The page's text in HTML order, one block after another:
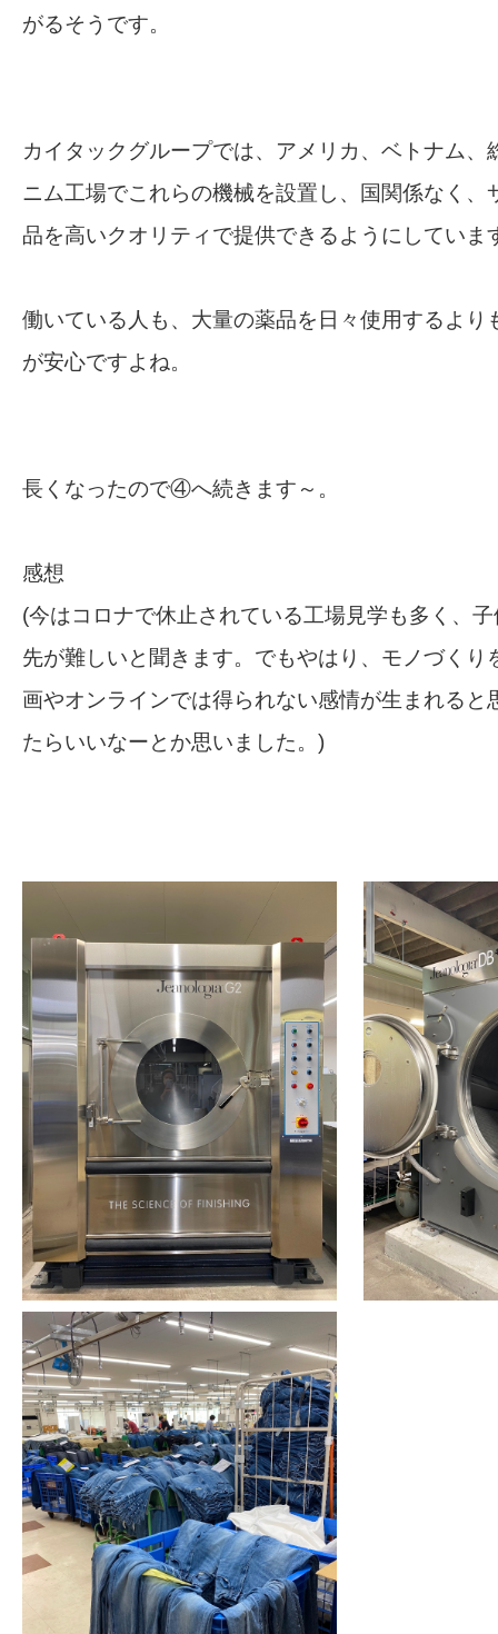
がるそうです。
カイタックグループでは、アメリカ、ベトナム、
ニム工場でこれらの機械を設置し、国関係なく、
品を高いクオリティで提供できるようにしていま
働いている人も、大量の薬品を日々使用するより
が安心ですよね。
長くなったので④へ続きます～。
感想
(今はコロナで休止されている工場見学も多く、
先が難しいと聞きます。でもやはり、モノづくり
画やオンラインでは得られない感情が生まれると
たらいいなーとか思いました。)